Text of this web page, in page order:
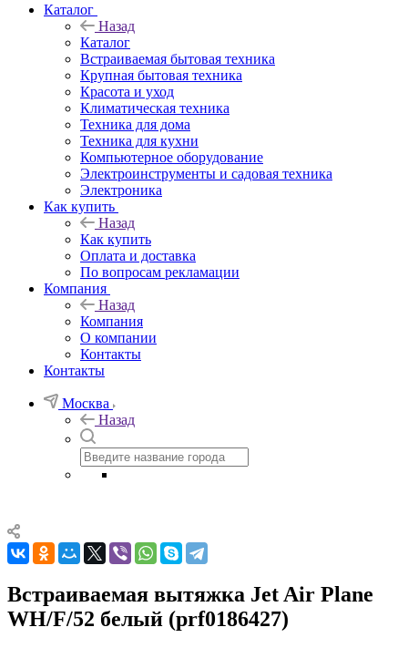
Каталог
Назад
Каталог
Встраиваемая бытовая техника
Крупная бытовая техника
Красота и уход
Климатическая техника
Техника для дома
Техника для кухни
Компьютерное оборудование
Электроинструменты и садовая техника
Электроника
Как купить
Назад
Как купить
Оплата и доставка
По вопросам рекламации
Компания
Назад
Компания
О компании
Контакты
Контакты
Москва
Назад
Встраиваемая вытяжка Jet Air Plane
WH/F/52 белый (prf0186427)